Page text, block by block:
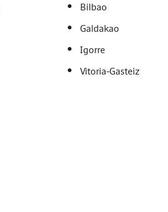
Bilbao
Galdakao
Igorre
Vitoria-Gasteiz